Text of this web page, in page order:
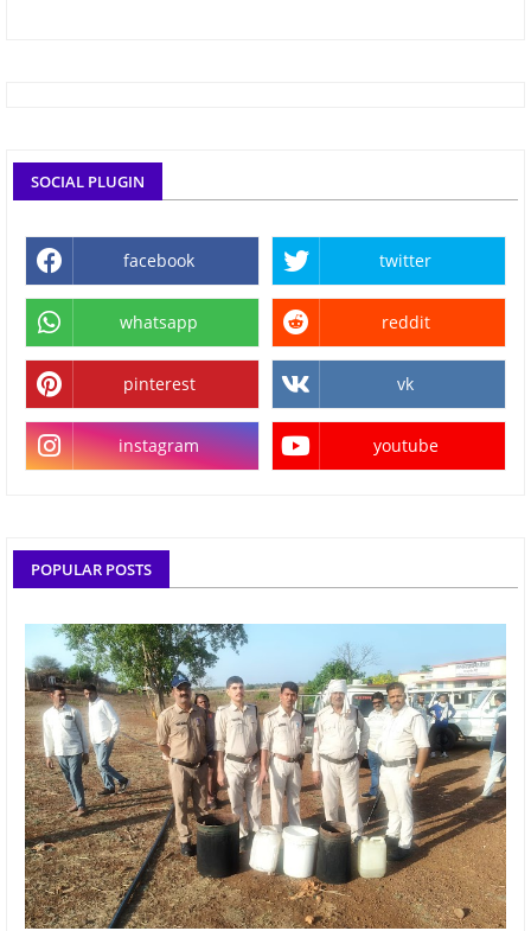
SOCIAL PLUGIN
facebook twitter
whatsapp reddit
pinterest vk
instagram youtube
POPULAR POSTS